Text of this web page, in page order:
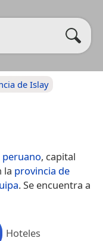
de Islay
peruano, capital
la provincia de
. Se encuentra a
Hoteles